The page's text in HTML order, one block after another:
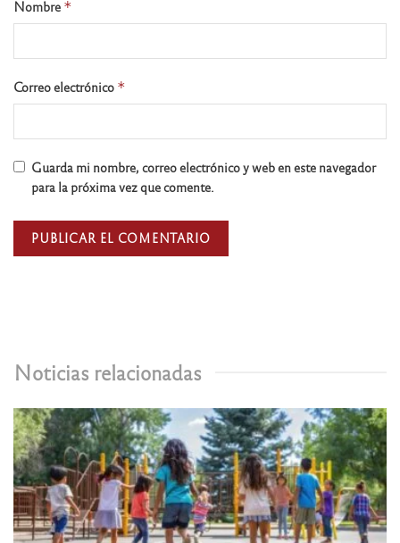
Noticias relacionadas
Nombre *
Correo electrónico *
Guarda mi nombre, correo electrónico y web en este navegador
para la próxima vez que comente.